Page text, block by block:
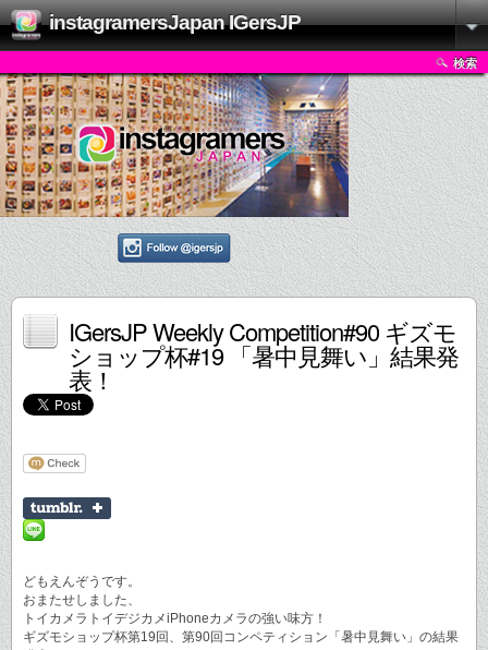
instagramersJapan IGersJP
検索
IGersJP Weekly Competition#90 ギズモ
ショップ杯#19 「暑中見舞い」結果発
表！
どもえんぞうです。
おまたせしました、
トイカメラトイデジカメiPhoneカメラの強い味方！
ギズモショップ杯第19回、第90回コンペティション「暑中見舞い」の結果